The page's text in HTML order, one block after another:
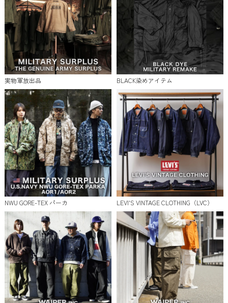
実物軍放出品 BLACK染めアイテム
NWU GORE-TEX パーカ LEVI'S VINTAGE CLOTHING（LVC）